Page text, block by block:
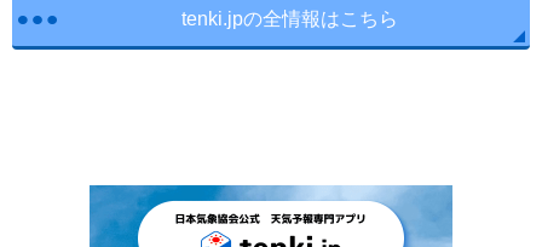
tenki.jpの全情報はこちら